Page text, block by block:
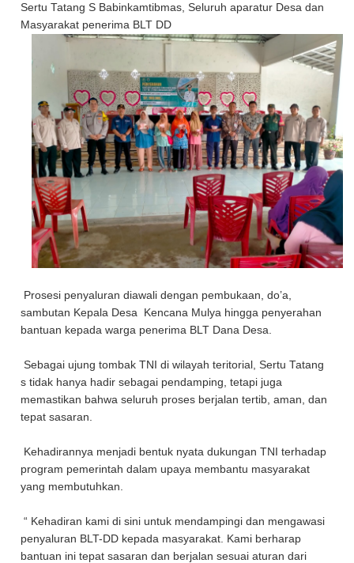
Sertu Tatang S Babinkamtibmas, Seluruh aparatur Desa dan
Masyarakat penerima BLT DD
Prosesi penyaluran diawali dengan pembukaan, do’a,
sambutan Kepala Desa Kencana Mulya hingga penyerahan
bantuan kepada warga penerima BLT Dana Desa.
Sebagai ujung tombak TNI di wilayah teritorial, Sertu Tatang
s tidak hanya hadir sebagai pendamping, tetapi juga
memastikan bahwa seluruh proses berjalan tertib, aman, dan
tepat sasaran.
Kehadirannya menjadi bentuk nyata dukungan TNI terhadap
program pemerintah dalam upaya membantu masyarakat
yang membutuhkan.
“ Kehadiran kami di sini untuk mendampingi dan mengawasi
penyaluran BLT-DD kepada masyarakat. Kami berharap
bantuan ini tepat sasaran dan berjalan sesuai aturan dari